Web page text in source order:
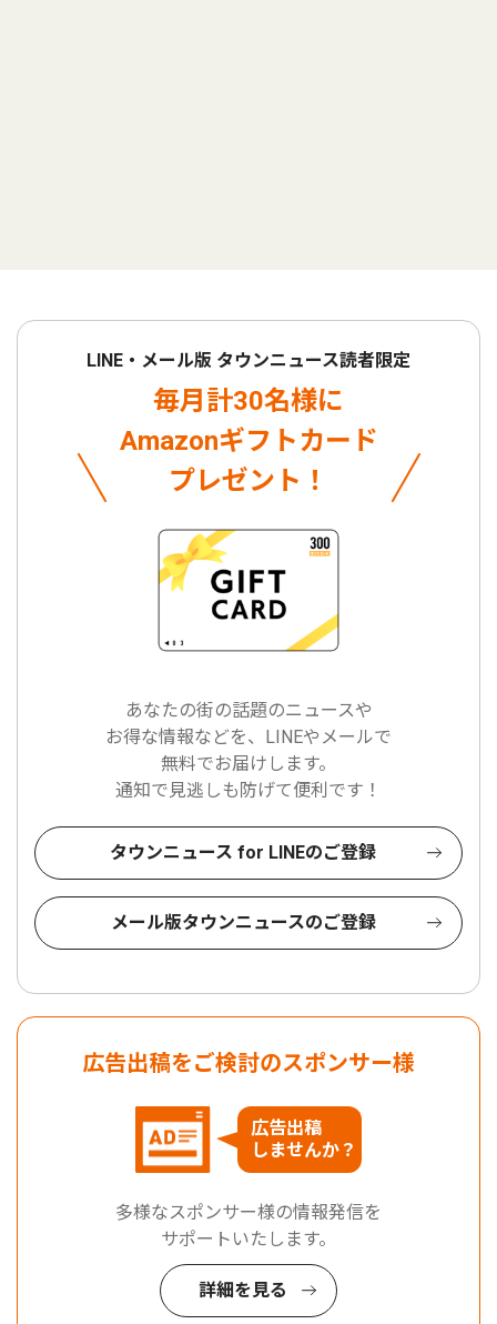
LINE・メール版 タウンニュース読者限定
毎月計30名様に
Amazonギフトカード
プレゼント！
あなたの街の話題のニュースや
お得な情報などを、LINEやメールで
無料でお届けします。
通知で見逃しも防げて便利です！
タウンニュース for LINEのご登録
メール版タウンニュースのご登録
広告出稿をご検討のスポンサー様
広告出稿
しませんか？
多様なスポンサー様の情報発信を
サポートいたします。
詳細を見る